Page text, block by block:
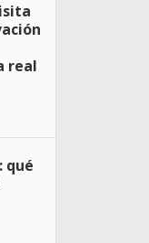
real
qué